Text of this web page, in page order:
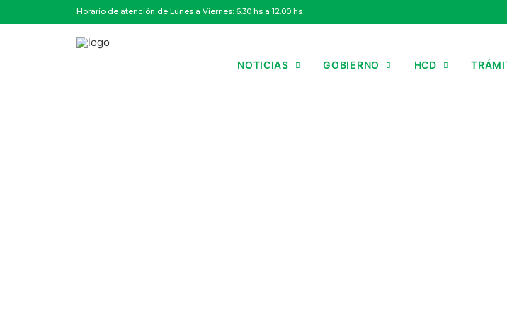
Horario de atención de Lunes a Viernes: 6.30 hs a 12.00 hs
NOTICIAS GOBIERNO HCD